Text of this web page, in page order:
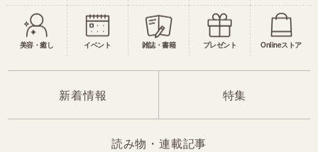
美容・癒し イベント 雑誌・書籍 プレゼント Onlineストア
新着情報 特集
読み物・連載記事